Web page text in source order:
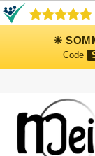
☀
Code